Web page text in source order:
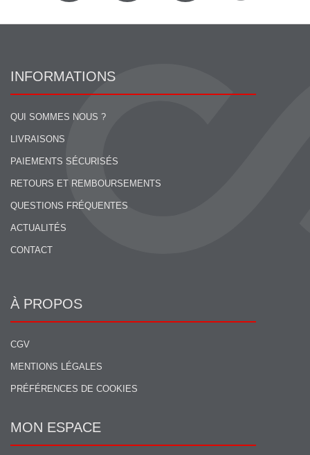
INFORMATIONS
QUI SOMMES NOUS ?
LIVRAISONS
PAIEMENTS SÉCURISÉS
RETOURS ET REMBOURSEMENTS
QUESTIONS FRÉQUENTES
ACTUALITÉS
CONTACT
À PROPOS
CGV
MENTIONS LÉGALES
PRÉFÉRENCES DE COOKIES
MON ESPACE